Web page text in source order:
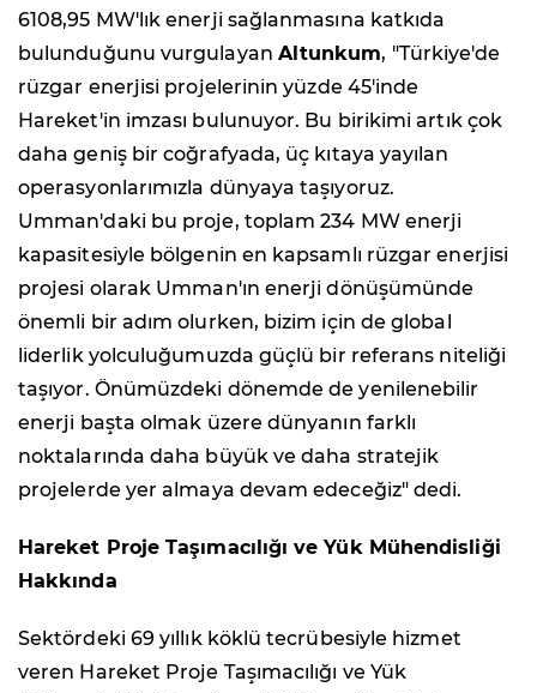
6108,95 MW'lık enerji sağlanmasına katkıda
bulunduğunu vurgulayan Altunkum, "Türkiye'de
rüzgar enerjisi projelerinin yüzde 45'inde
Hareket'in imzası bulunuyor. Bu birikimi artık çok
daha geniş bir coğrafyada, üç kıtaya yayılan
operasyonlarımızla dünyaya taşıyoruz.
Umman'daki bu proje, toplam 234 MW enerji
kapasitesiyle bölgenin en kapsamlı rüzgar enerjisi
projesi olarak Umman'ın enerji dönüşümünde
önemli bir adım olurken, bizim için de global
liderlik yolculuğumuzda güçlü bir referans niteliği
taşıyor. Önümüzdeki dönemde de yenilenebilir
enerji başta olmak üzere dünyanın farklı
noktalarında daha büyük ve daha stratejik
projelerde yer almaya devam edeceğiz" dedi.
Hareket Proje Taşımacılığı ve Yük Mühendisliği
Hakkında
Sektördeki 69 yıllık köklü tecrübesiyle hizmet
veren Hareket Proje Taşımacılığı ve Yük